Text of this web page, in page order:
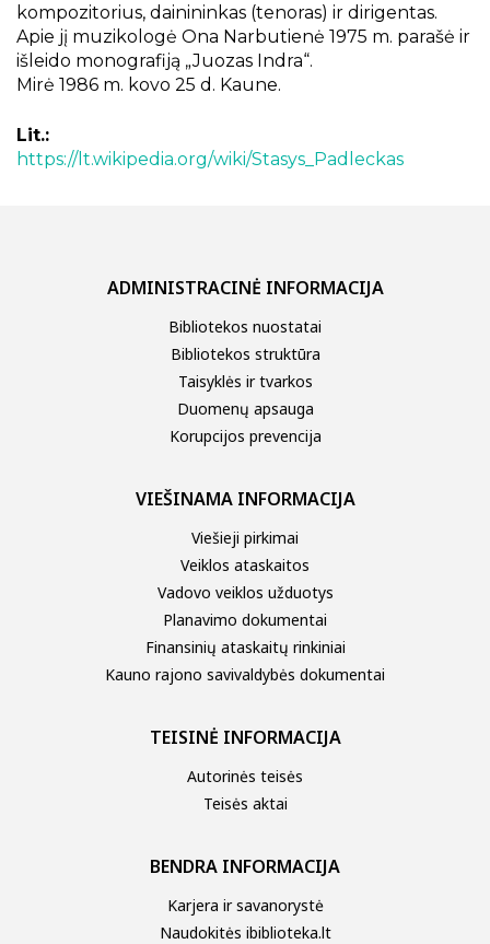
kompozitorius, dainininkas (tenoras) ir dirigentas.
Apie jį muzikologė Ona Narbutienė 1975 m. parašė ir
išleido monografiją „Juozas Indra“.
Mirė 1986 m. kovo 25 d. Kaune.
Lit.:
https://lt.wikipedia.org/wiki/Stasys_Padleckas
ADMINISTRACINĖ INFORMACIJA
Bibliotekos nuostatai
Bibliotekos struktūra
Taisyklės ir tvarkos
Duomenų apsauga
Korupcijos prevencija
VIEŠINAMA INFORMACIJA
Viešieji pirkimai
Veiklos ataskaitos
Vadovo veiklos užduotys
Planavimo dokumentai
Finansinių ataskaitų rinkiniai
Kauno rajono savivaldybės dokumentai
TEISINĖ INFORMACIJA
Autorinės teisės
Teisės aktai
BENDRA INFORMACIJA
Karjera ir savanorystė
Naudokitės ibiblioteka.lt